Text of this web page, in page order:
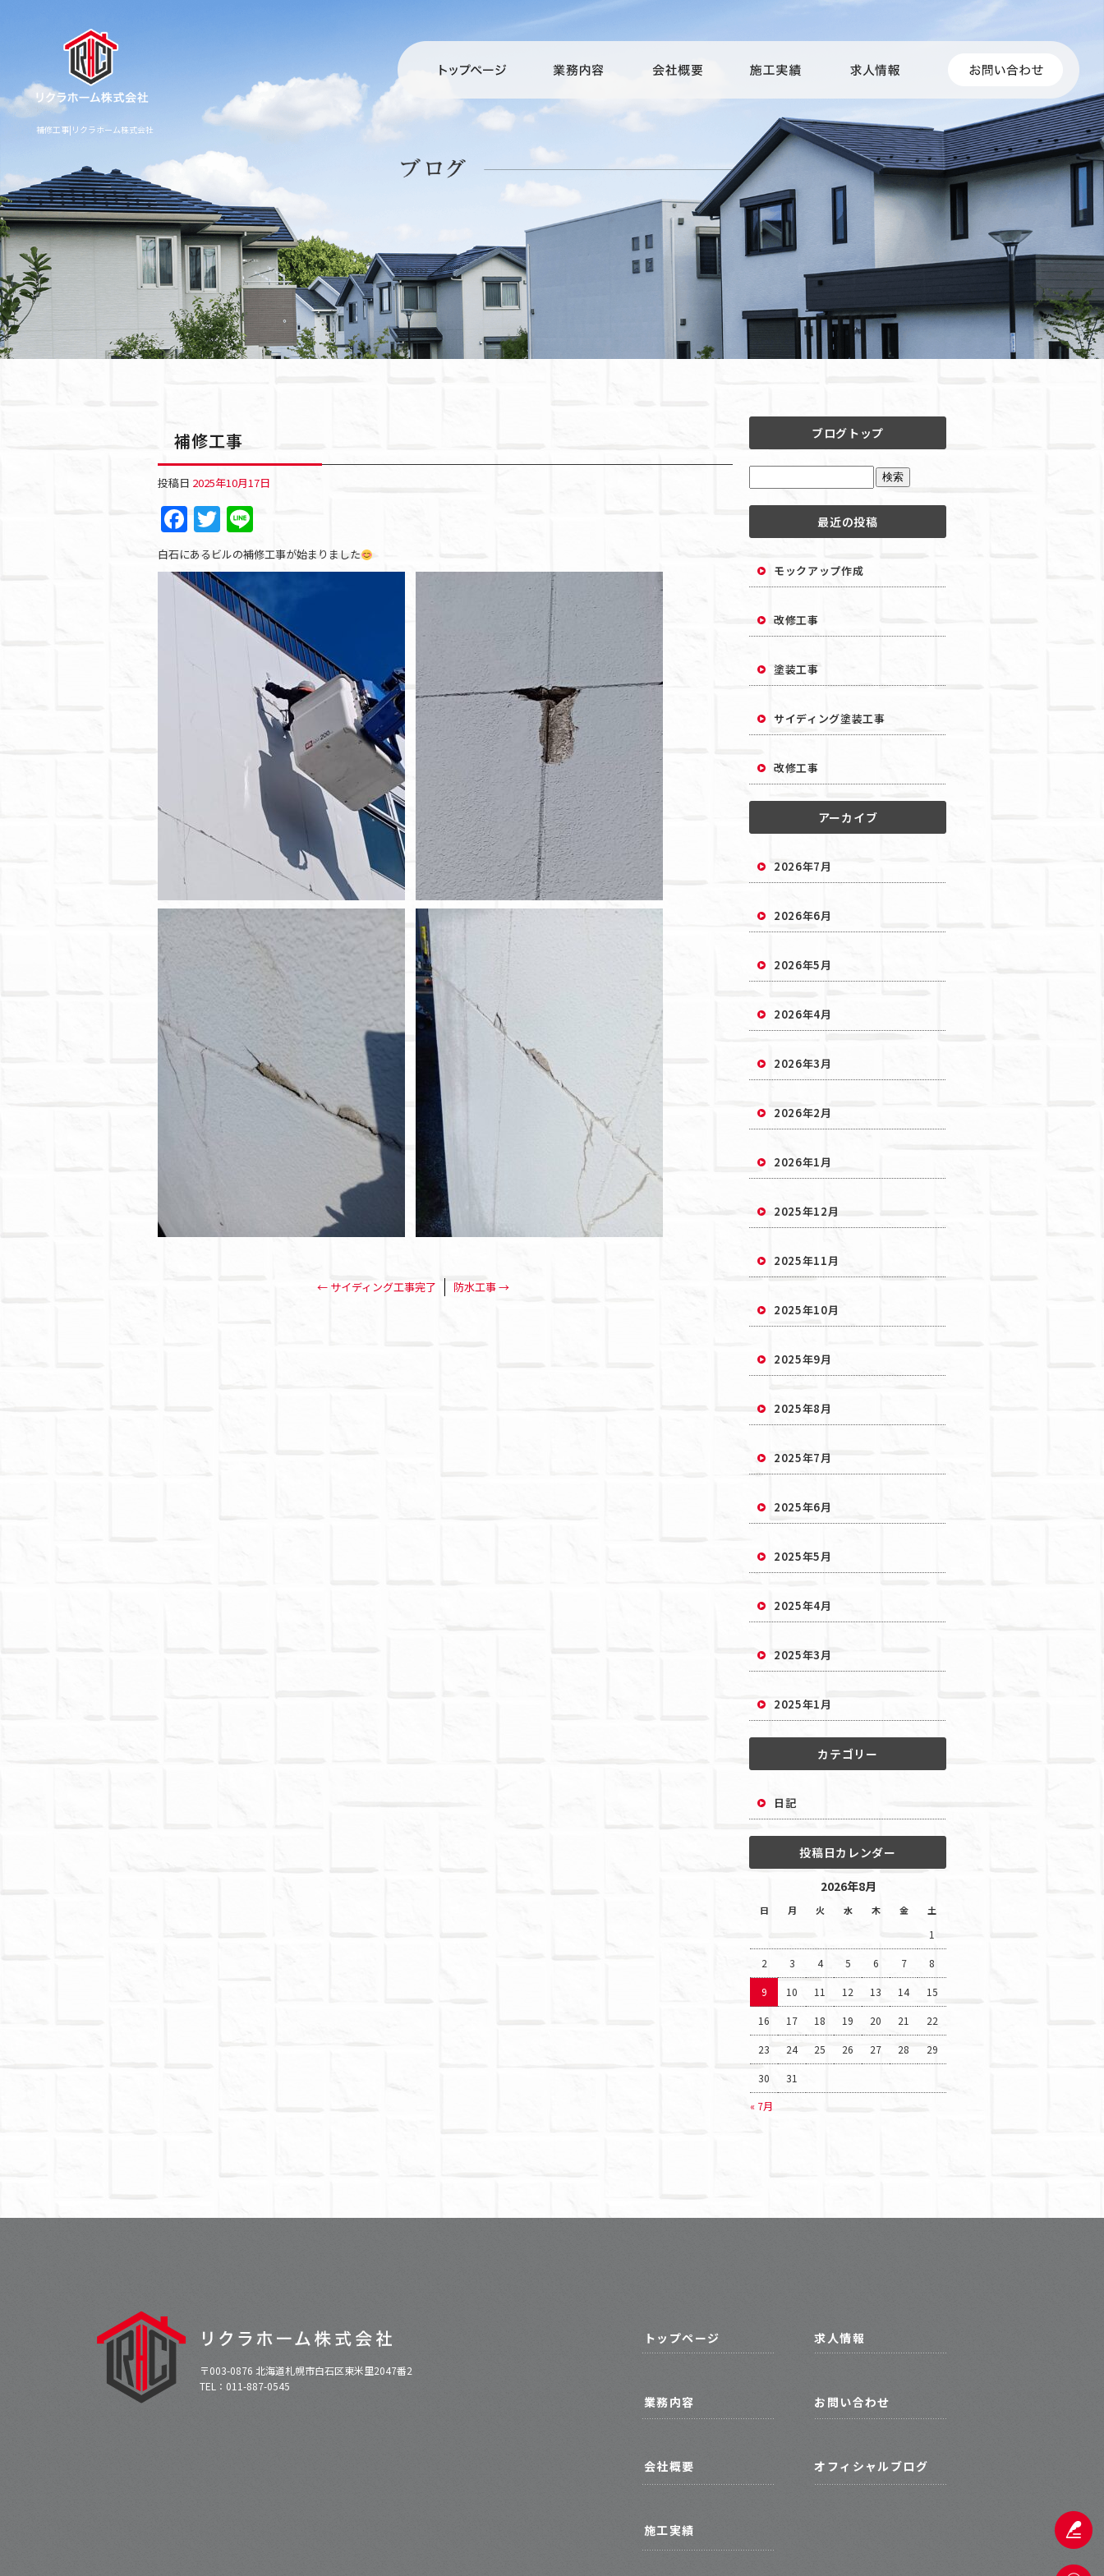
補修工事|リクラホーム株式会社
補修工事
投稿日 2025年10月17日
F
a
c
e
o
T
w
itt
er
n
e
白石にあるビルの補修工事が始まりました
← サイディング工事完了 防水工事→
ブログトップ
最近の投稿
モックアップ作成
改修工事
塗装工事
サイディング塗装工事
改修工事
アーカイブ
2026年7月
2026年6月
2026年5月
2026年4月
2026年3月
2026年2月
2026年1月
2025年12月
2025年11月
2025年10月
2025年9月
2025年8月
2025年7月
2025年6月
2025年5月
2025年4月
2025年3月
2025年1月
カテゴリー
日記
投稿日カレンダー
2026年8月
日 月 火 水 木 金 土
« 7月
1
2 3 4 5 6 7 8
9 10 11 12 13 14 15
16 17 18 19 20 21 22
23 24 25 26 27 28 29
30 31
トップページ
業務内容
会社概要
施工実績
求人情報
お問い合わせ
オフィシャルブログ
〒003-0876 北海道札幌市白石区東米里2047番2
TEL：011-887-0545